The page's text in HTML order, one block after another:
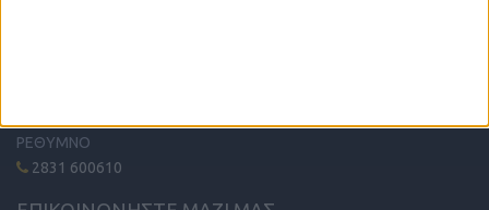
ΡΕΘΥΜΝΟ
2831 600610